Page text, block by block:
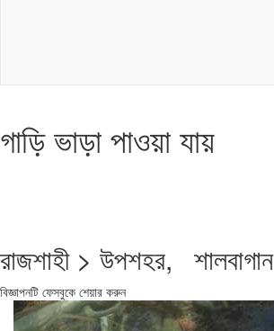
গাড়ি ভাড়া পাওয়া যায়
রাজশাহী > উপশহর, শালবাগান
বিজ্ঞাপনটি ফেসবুকে শেয়ার করুন